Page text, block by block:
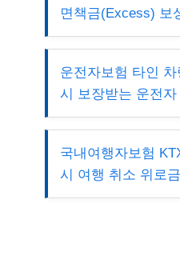
면책금(Excess) 보
운전자보험 타인
시 보장받는 운전
국내여행자보험
시 여행 취소 위로